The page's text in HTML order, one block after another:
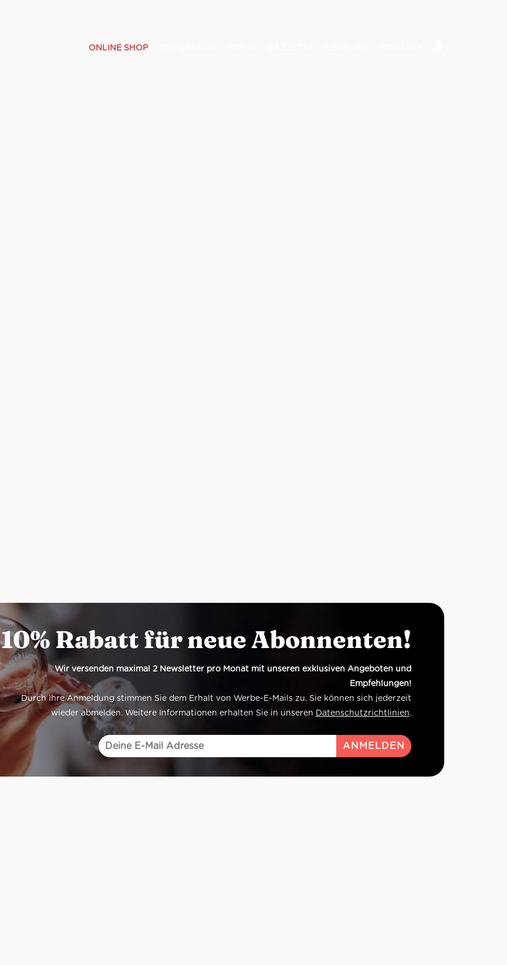
ONLINE SHOP
10% Rabatt für neue Abonnenten!
Wir versenden maximal 2 Newsletter pro Monat mit unseren exklusiven Angeboten und
Empfehlungen!
Durch Ihre Anmeldung stimmen Sie dem Erhalt von Werbe-E-Mails zu. Sie können sich jederzeit
wieder abmelden. Weitere Informationen erhalten Sie in unseren Datenschutzrichtlinien.